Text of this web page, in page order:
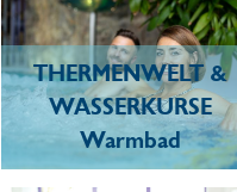
THERMENWELT &
WASSERKURSE
Warmbad